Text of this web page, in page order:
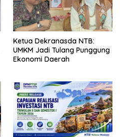
Ketua Dekranasda NTB:
UMKM Jadi Tulang Punggung
Ekonomi Daerah